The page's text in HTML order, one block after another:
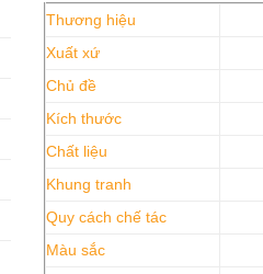
Thương hiệu
Xuất xứ
Chủ đề
Kích thước
Chất liệu
Khung tranh
Quy cách chế tác
Màu sắc